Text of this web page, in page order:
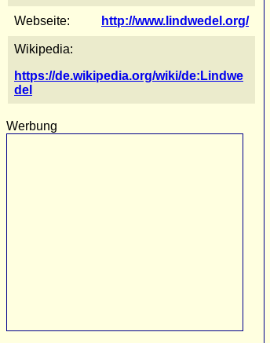
Webseite: http://www.lindwedel.org/
Wikipedia:
https://de.wikipedia.org/wiki/de:Lindwe
del
Werbung